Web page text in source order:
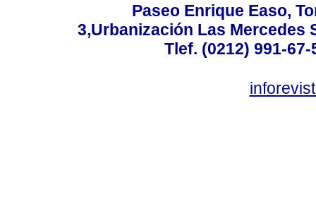
Paseo Enrique Easo,
3,Urbanización Las Mercedes
Tlef. (0212) 991-